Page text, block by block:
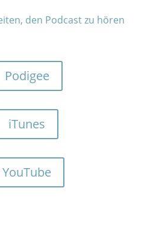
den Podcast zu hören
Podigee
iTunes
YouTube